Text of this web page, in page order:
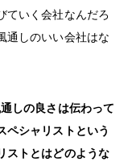
ていく会社なんだろ
通しのいい会社はな
しの良さは伝わって
ペシャリストという
ストとはどのような